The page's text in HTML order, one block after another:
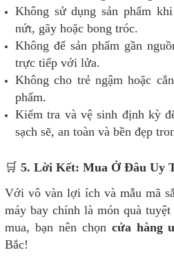
Không sử dụng sản phẩm
nứt, gãy hoặc bong tróc.
Không để sản phẩm gần
trực tiếp với lửa.
Không cho trẻ ngậm hoặc
phẩm.
Kiểm tra và vệ sinh định kỳ
sạch sẽ, an toàn và bền đẹp
🛒 5. Lời Kết: Mua Ở Đâu Uy
Với vô vàn lợi ích và mẫu mã
máy bay chính là món quà
mua, bạn nên chọn cửa hàng
Bắc!